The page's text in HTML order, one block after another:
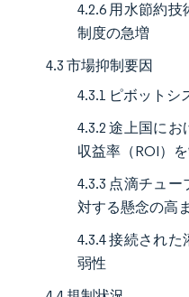
4.2.6 用水節約
制度の急増
4.3 市場抑制要因
4.3.1 ピボットシ
4.3.2 途上国に
収益率（ROI）
4.3.3 点滴チュ
対する懸念の高
4.3.4 接続され
弱性